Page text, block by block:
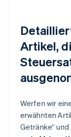
Artikel,
Werfen wir
erwähnten
Getränke“